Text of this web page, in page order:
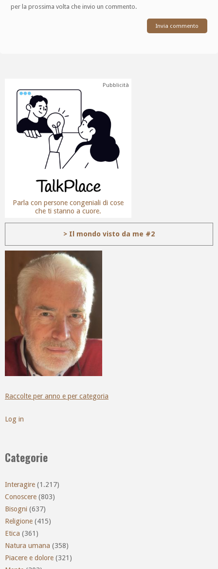
per la prossima volta che invio un commento.
Pubblicità
Parla con persone congeniali di cose
che ti stanno a cuore.
> Il mondo visto da me #2
Raccolte per anno e per categoria
Log in
Categorie
Interagire (1.217)
Conoscere (803)
Bisogni (637)
Religione (415)
Etica (361)
Natura umana (358)
Piacere e dolore (321)